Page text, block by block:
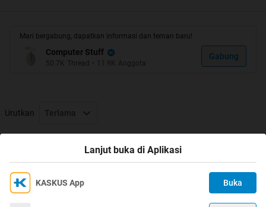
Mari bergabung, dapatkan informasi dan teman baru!
Computer Stuff
50.7K Thread • 11.9K Anggota
Gabung
Urutkan Terlama
Thread Digembok
Ikuti KASKUS di
Kami menggunakan Cookies
Lanjut buka di Aplikasi
KASKUS App Buka